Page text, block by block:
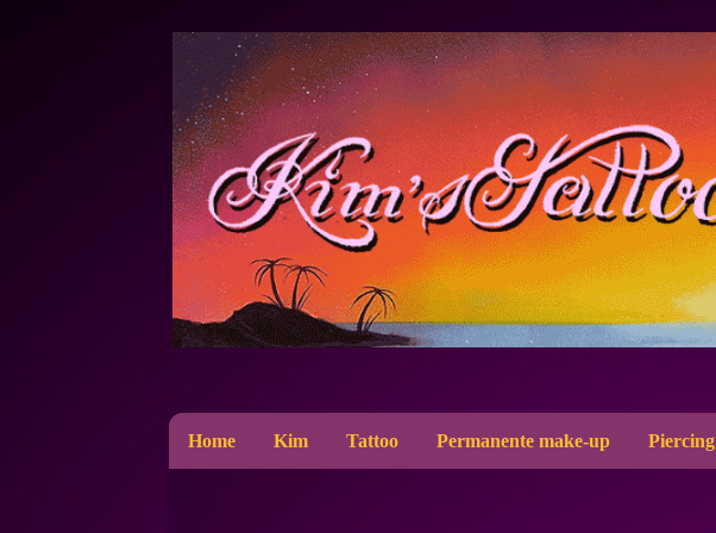
Home Kim Tattoo Permanente make-up Piercing